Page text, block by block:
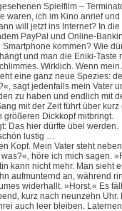
Spielfilm –
waren, ich im Kino anrief
will jetzt ins Internet? In
PayPal und Online-
Smartphone kommen? Wie
und man die Eniki-Taste
Wirklich. Wenn
eine ganz neue Spezies:
sagt jedenfalls mein Vater
zu haben und endlich mit
mit der Zeit führt über
größeren Dickkopf mitbringt.
Das hier dürfte übel werden.
lustig …
Kopf. Mein Vater steht
höre ich mich sagen.
kann nicht mehr. Man sieht
aufmunternd an, während
widerhallt. »Horst.« Es
kurz nach neunzehn
auch leer bleiben.